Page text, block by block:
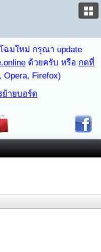
ฉมใหม่ กรุณา update
ด้วยครับ หรือ กดที่
Opera, Firefox)
ย้ายบอร์ด